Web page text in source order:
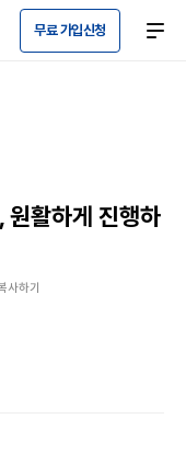
무료 가입신청
원활하게 진행하
사하기